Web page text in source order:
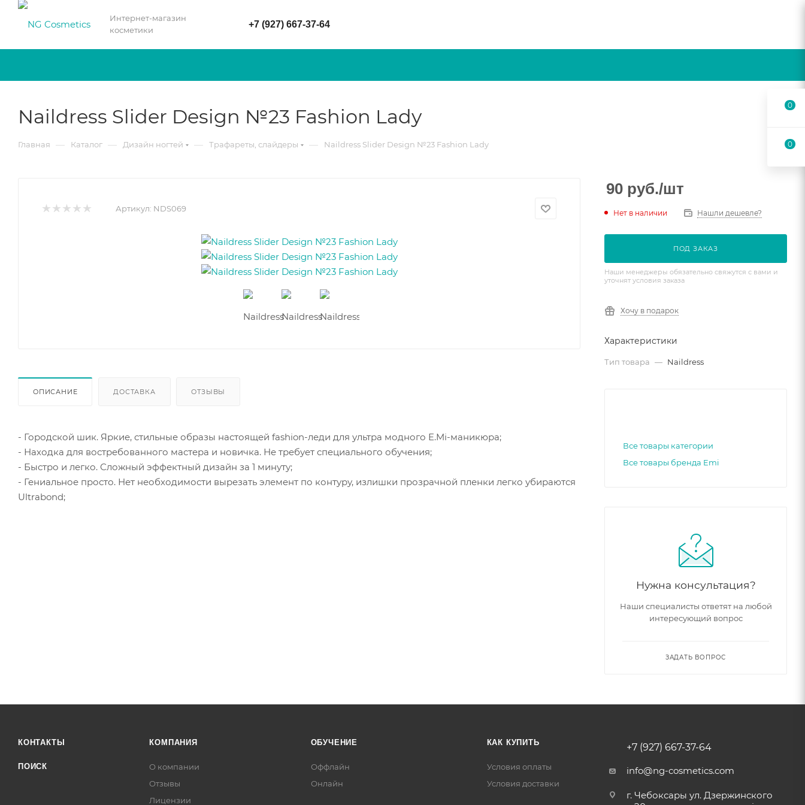
Интернет-магазин
косметики
+7 (927) 667-37-64
Naildress Slider Design №23 Fashion Lady
Главная — Каталог — Дизайн ногтей — Трафареты, слайдеры — Naildress Slider Design №23 Fashion Lady
Артикул: NDS069
ОПИСАНИЕ ДОСТАВКА ОТЗЫВЫ
- Городской шик. Яркие, стильные образы настоящей fashion-леди для ультра модного E.Mi-маникюра;
- Находка для востребованного мастера и новичка. Не требует специального обучения;
- Быстро и легко. Сложный эффектный дизайн за 1 минуту;
- Гениальное просто. Нет необходимости вырезать элемент по контуру, излишки прозрачной пленки легко убираются
Ultrabond;
90 руб./шт
Нет в наличии Нашли дешевле?
ПОД ЗАКАЗ
Наши менеджеры обязательно свяжутся с вами и
уточнят условия заказа
Хочу в подарок
Характеристики
Тип товара — Naildress
Все товары категории
Все товары бренда Emi
Нужна консультация?
Наши специалисты ответят на любой
интересующий вопрос
ЗАДАТЬ ВОПРОС
КОНТАКТЫ
ПОИСК
КОМПАНИЯ
О компании
Отзывы
Лицензии
ОБУЧЕНИЕ
Оффлайн
Онлайн
КАК КУПИТЬ
Условия оплаты
Условия доставки
+7 (927) 667-37-64
info@ng-cosmetics.com
г. Чебоксары ул. Дзержинского
0
0